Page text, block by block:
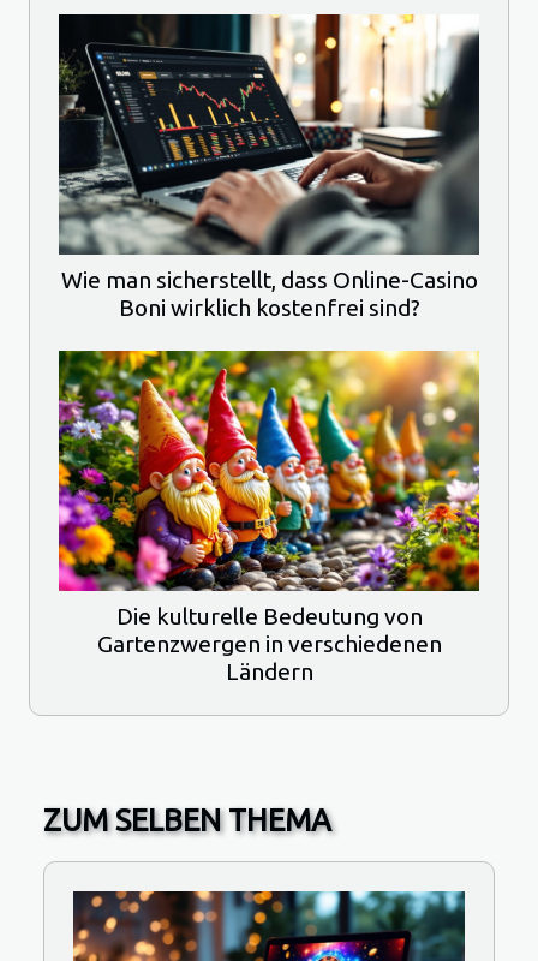
Wie man sicherstellt, dass Online-Casino
Boni wirklich kostenfrei sind?
Die kulturelle Bedeutung von
Gartenzwergen in verschiedenen
Ländern
ZUM SELBEN THEMA